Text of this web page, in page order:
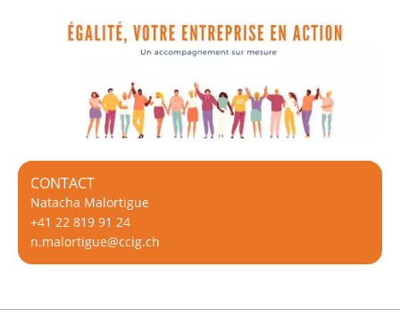
CONTACT
Natacha Malortigue
+41 22 819 91 24
n.malortigue@ccig.ch